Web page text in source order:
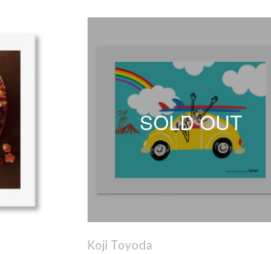
SOLD OUT
Koji Toyoda